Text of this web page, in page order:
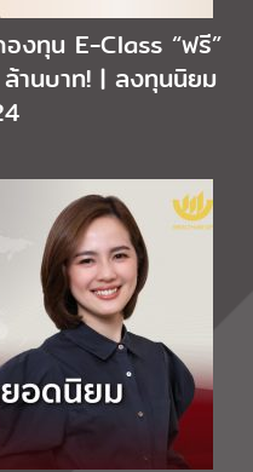
งทุน E-Class “ฟรี”
านบาท! | ลงทุนนิยม